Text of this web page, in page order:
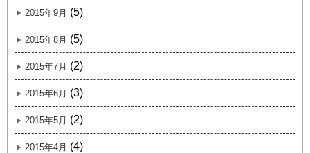
2015年9月 (5)
2015年8月 (5)
2015年7月 (2)
2015年6月 (3)
2015年5月 (2)
2015年4月 (4)